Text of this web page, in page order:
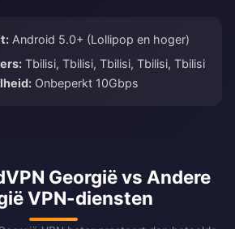
Android 5.0+ (Lollipop en hoger)
Tbilisi, Tbilisi, Tbilisi, Tbilisi, Tbilisi
Onbeperkt 10Gbps
Georgië vs Andere
VPN-diensten